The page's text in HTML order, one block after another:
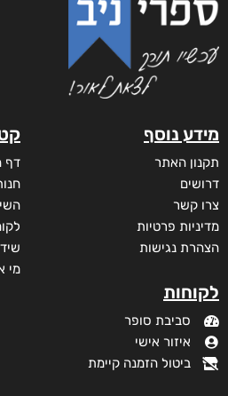
מידע נוסף
תקנון האתר
דרושים
צרו קשר
מדיניות פרטיות
הצהרת נגישות
לקוחות
סביבת סופר
איזור אישי
ביטול הזמנה קיימת
דף
מי